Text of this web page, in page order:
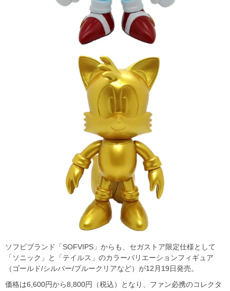
ソフビブランド「SOFVIPS」からも、セガストア限定仕様として
「ソニック」と「テイルス」のカラーバリエーションフィギュア
（ゴールド/シルバー/ブルークリアなど）が12月19日発売。
価格は6,600円から8,800円（税込）となり、ファン必携のコレクタ